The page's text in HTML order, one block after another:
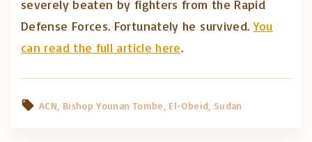
severely beaten by fighters from the Rapid
Defense Forces. Fortunately he survived.You
can read the full article here.
ACN Bishop Younan Tombe El-Obeid Sudan